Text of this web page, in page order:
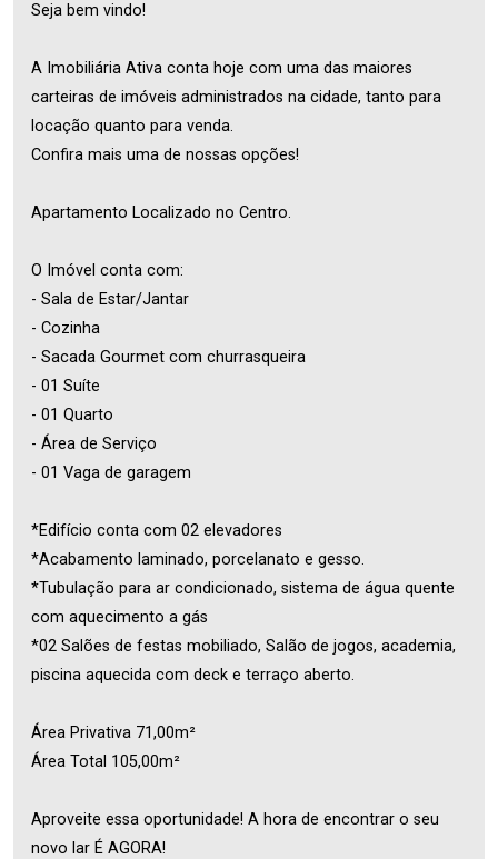
Seja bem vindo!
A Imobiliária Ativa conta hoje com uma das maiores
carteiras de imóveis administrados na cidade, tanto para
locação quanto para venda.
Confira mais uma de nossas opções!
Apartamento Localizado no Centro.
O Imóvel conta com:
- Sala de Estar/Jantar
- Cozinha
- Sacada Gourmet com churrasqueira
- 01 Suíte
- 01 Quarto
- Área de Serviço
- 01 Vaga de garagem
*Edifício conta com 02 elevadores
*Acabamento laminado, porcelanato e gesso.
*Tubulação para ar condicionado, sistema de água quente
com aquecimento a gás
*02 Salões de festas mobiliado, Salão de jogos, academia,
piscina aquecida com deck e terraço aberto.
Área Privativa 71,00m²
Área Total 105,00m²
Aproveite essa oportunidade! A hora de encontrar o seu
novo lar É AGORA!